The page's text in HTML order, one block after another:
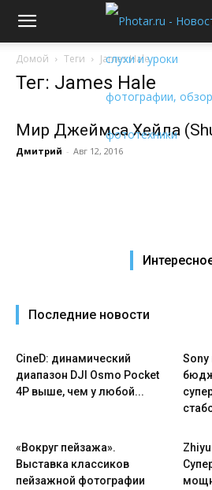
Домой Теги James Hale
Тег: James Hale
Мир Джеймса Хейла
Дмитрий - Авг 12, 2016
Последние новости
CineD: динамический
диапазон DJI Osmo Pocket
4P выше, чем у любой...
Sony
«Вокруг пейзажа».
Выставка классиков
пейзажной фотографии